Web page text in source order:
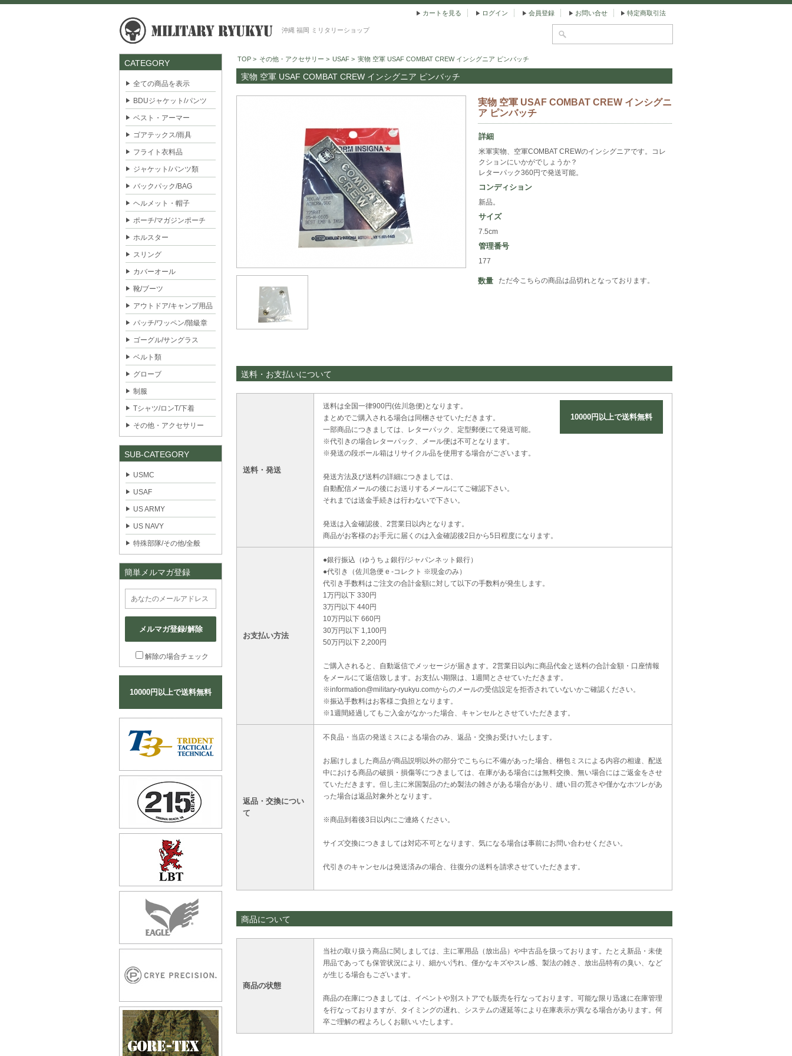
沖縄 福岡 ミリタリーショップ
カートを見る ログイン 会員登録 お問い合せ 特定商取引法
CATEGORY
全ての商品を表示
BDUジャケット/パンツ
ベスト・アーマー
ゴアテックス/雨具
フライト衣料品
ジャケット/パンツ類
バックパック/BAG
ヘルメット・帽子
ポーチ/マガジンポーチ
ホルスター
スリング
カバーオール
靴/ブーツ
アウトドア/キャンプ用品
パッチ/ワッペン/階級章
ゴーグル/サングラス
ベルト類
グローブ
制服
Tシャツ/ロンT/下着
その他・アクセサリー
SUB-CATEGORY
USMC
USAF
US ARMY
US NAVY
特殊部隊/その他/全般
簡単メルマガ登録
メルマガ登録/解除
解除の場合チェック
10000円以上で送料無料
TOP > その他・アクセサリー > USAF > 実物 空軍 USAF COMBAT CREW インシグニア ピンバッチ
実物 空軍 USAF COMBAT CREW インシグニア ピンバッチ
実物 空軍 USAF COMBAT CREW インシグニ
ア ピンバッチ
詳細
米軍実物、空軍COMBAT CREWのインシグニアです。コレ
クションにいかがでしょうか？
レターパック360円で発送可能。
コンディション
新品。
サイズ
7.5cm
管理番号
177
数量 ただ今こちらの商品は品切れとなっております。
送料・お支払いについて
送料・発送
10000円以上で送料無料
送料は全国一律900円(佐川急便)となります。
まとめでご購入される場合は同梱させていただきます。
一部商品につきましては、レターパック、定型郵便にて発送可能。
※代引きの場合レターパック、メール便は不可となります。
※発送の段ボール箱はリサイクル品を使用する場合がございます。
発送方法及び送料の詳細につきましては、
自動配信メールの後にお送りするメールにてご確認下さい。
それまでは送金手続きは行わないで下さい。
発送は入金確認後、2営業日以内となります。
商品がお客様のお手元に届くのは入金確認後2日から5日程度になります。
お支払い方法
●銀行振込（ゆうちょ銀行/ジャパンネット銀行）
●代引き（佐川急便 e -コレクト ※現金のみ）
代引き手数料はご注文の合計金額に対して以下の手数料が発生します。
1万円以下 330円
3万円以下 440円
10万円以下 660円
30万円以下 1,100円
50万円以下 2,200円
ご購入されると、自動返信でメッセージが届きます。2営業日以内に商品代金と送料の合計金額・口座情報
をメールにて返信致します。お支払い期限は、1週間とさせていただきます。
※information@military-ryukyu.comからのメールの受信設定を拒否されていないかご確認ください。
※振込手数料はお客様ご負担となります。
※1週間経過してもご入金がなかった場合、キャンセルとさせていただきます。
返品・交換につい
て
不良品・当店の発送ミスによる場合のみ、返品・交換お受けいたします。
お届けしました商品が商品説明以外の部分でこちらに不備があった場合、梱包ミスによる内容の相違、配送
中における商品の破損・損傷等につきましては、在庫がある場合には無料交換、無い場合にはご返金をさせ
ていただきます。但し主に米国製品のため製法の雑さがある場合があり、縫い目の荒さや僅かなホツレがあ
った場合は返品対象外となります。
※商品到着後3日以内にご連絡ください。
サイズ交換につきましては対応不可となります、気になる場合は事前にお問い合わせください。
代引きのキャンセルは発送済みの場合、往復分の送料を請求させていただきます。
商品について
商品の状態
当社の取り扱う商品に関しましては、主に軍用品（放出品）や中古品を扱っております。たとえ新品・未使
用品であっても保管状況により、細かい汚れ、僅かなキズやスレ感、製法の雑さ、放出品特有の臭い、など
が生じる場合もございます。
商品の在庫につきましては、イベントや別ストアでも販売を行なっております。可能な限り迅速に在庫管理
を行なっておりますが、タイミングの遅れ、システムの遅延等により在庫表示が異なる場合があります。何
卒ご理解の程よろしくお願いいたします。